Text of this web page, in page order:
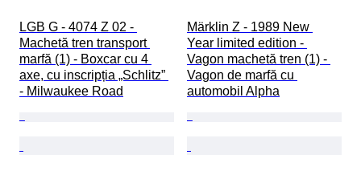
LGB G - 4074 Z 02 -
Machetă tren transport
marfă (1) - Boxcar cu 4
axe, cu inscripția „Schlitz”
- Milwaukee Road
Märklin Z - 1989 New
Year limited edition -
Vagon machetă tren (1) -
Vagon de marfă cu
automobil Alpha